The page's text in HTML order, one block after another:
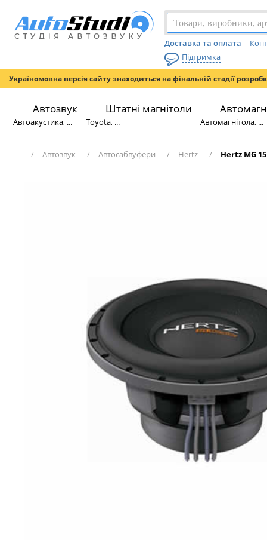
Доставка та оплата
Підтримка
Україномовна версія сайту знаходиться на фінальній стадії
Автозвук
Автоакустика, ...
Штатні магнітоли
Toyota, ... Автомагнітола, ...
/ Автозвук / Автосабвуфери / Hertz / Hertz MG